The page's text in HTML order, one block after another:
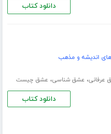
دانلود کتاب
اندیشه و مذهب
عرفانی، عشق شناسی، عشق چیست
دانلود کتاب